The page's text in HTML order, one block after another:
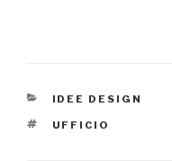
CATEGORIE
IDEE DESIGN
TAG
UFFICIO